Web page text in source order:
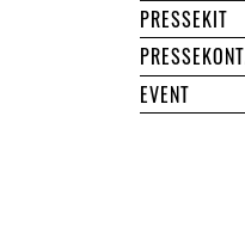
PRESSEKIT
EVENT